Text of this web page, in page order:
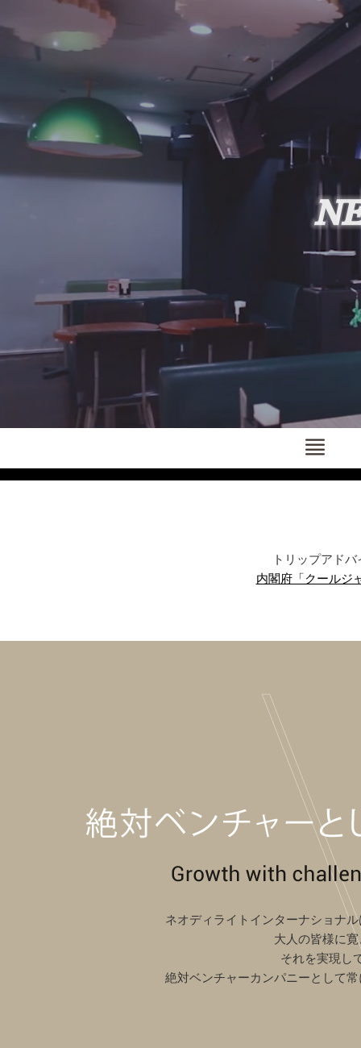
トリップアド
内閣府「クールジ
ネオディライトインターナショナ
大人の皆様に
それを実現し
絶対ベンチャーカンパニーとして